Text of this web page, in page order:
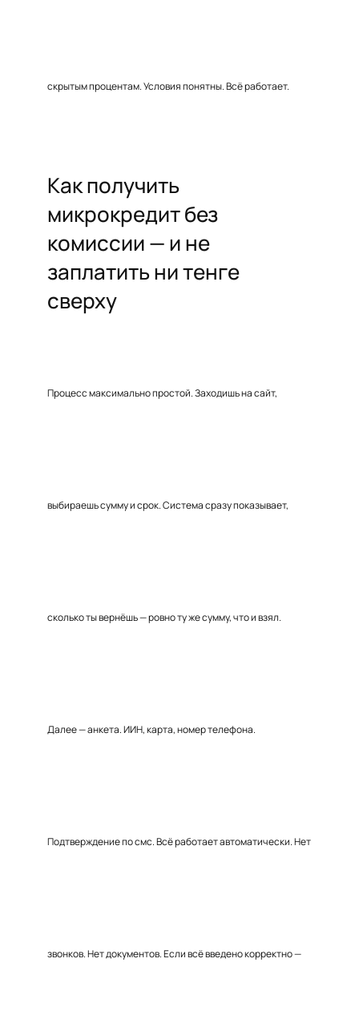
скрытым процентам. Условия понятны. Всё работает.
Как получить
микрокредит без
комиссии — и не
заплатить ни тенге
сверху
Процесс максимально простой. Заходишь на сайт,
выбираешь сумму и срок. Система сразу показывает,
сколько ты вернёшь — ровно ту же сумму, что и взял.
Далее — анкета. ИИН, карта, номер телефона.
Подтверждение по смс. Всё работает автоматически. Нет
звонков. Нет документов. Если всё введено корректно —